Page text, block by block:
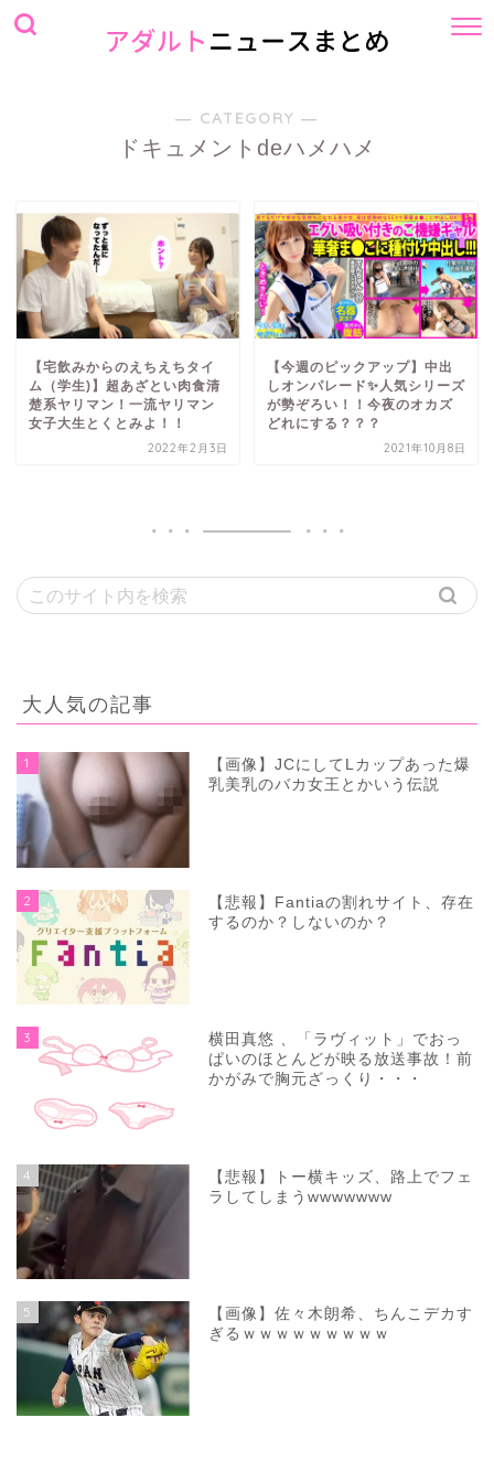
― CATEGORY ―
ドキュメントdeハメハメ
【宅飲みからのえちえちタイ
ム（学生)】超あざとい肉食清
楚系ヤリマン！一流ヤリマン
女子大生とくとみよ！！
2022年2月3日
【今週のピックアップ】中出
しオンパレード✨人気シリーズ
が勢ぞろい！！今夜のオカズ
どれにする？？？
2021年10月8日
大人気の記事
1
【画像】JCにしてLカップあった爆
乳美乳のバカ女王とかいう伝説
2
【悲報】Fantiaの割れサイト、存在
するのか？しないのか？
3
横田真悠 、「ラヴィット」でおっ
ぱいのほとんどが映る放送事故！前
かがみで胸元ざっくり・・・
4
【悲報】トー横キッズ、路上でフェ
ラしてしまうwwwwwww
5
【画像】佐々木朗希、ちんこデカす
ぎるｗｗｗｗｗｗｗｗｗ